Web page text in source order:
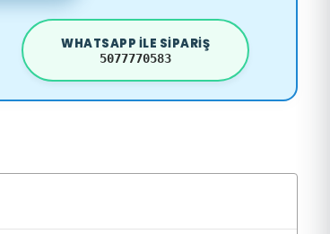
WHATSAPP ILE SIPARIŞ
5077770583